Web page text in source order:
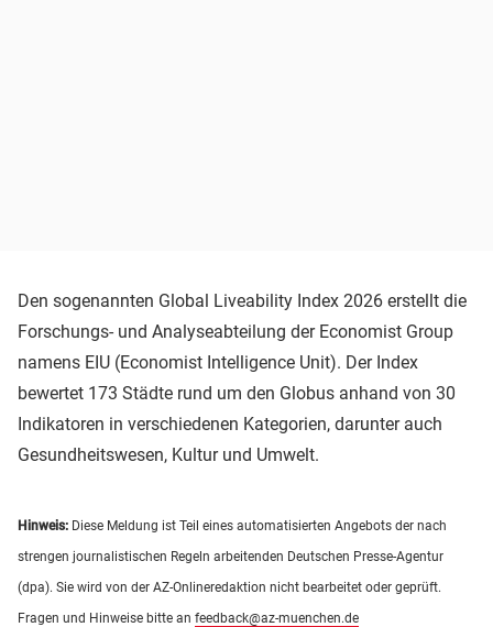
Den sogenannten Global Liveability Index 2026 erstellt die
Forschungs- und Analyseabteilung der Economist Group
namens EIU (Economist Intelligence Unit). Der Index
bewertet 173 Städte rund um den Globus anhand von 30
Indikatoren in verschiedenen Kategorien, darunter auch
Gesundheitswesen, Kultur und Umwelt.
Hinweis: Diese Meldung ist Teil eines automatisierten Angebots der nach
strengen journalistischen Regeln arbeitenden Deutschen Presse-Agentur
(dpa). Sie wird von der AZ-Onlineredaktion nicht bearbeitet oder geprüft.
Fragen und Hinweise bitte an feedback@az-muenchen.de